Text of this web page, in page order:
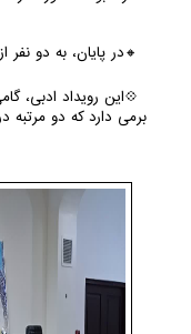
🔸در پایان، به دو
💠این رویداد ادبی،
برمی دارد که دو مرتبه